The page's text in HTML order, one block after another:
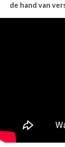
de hand van